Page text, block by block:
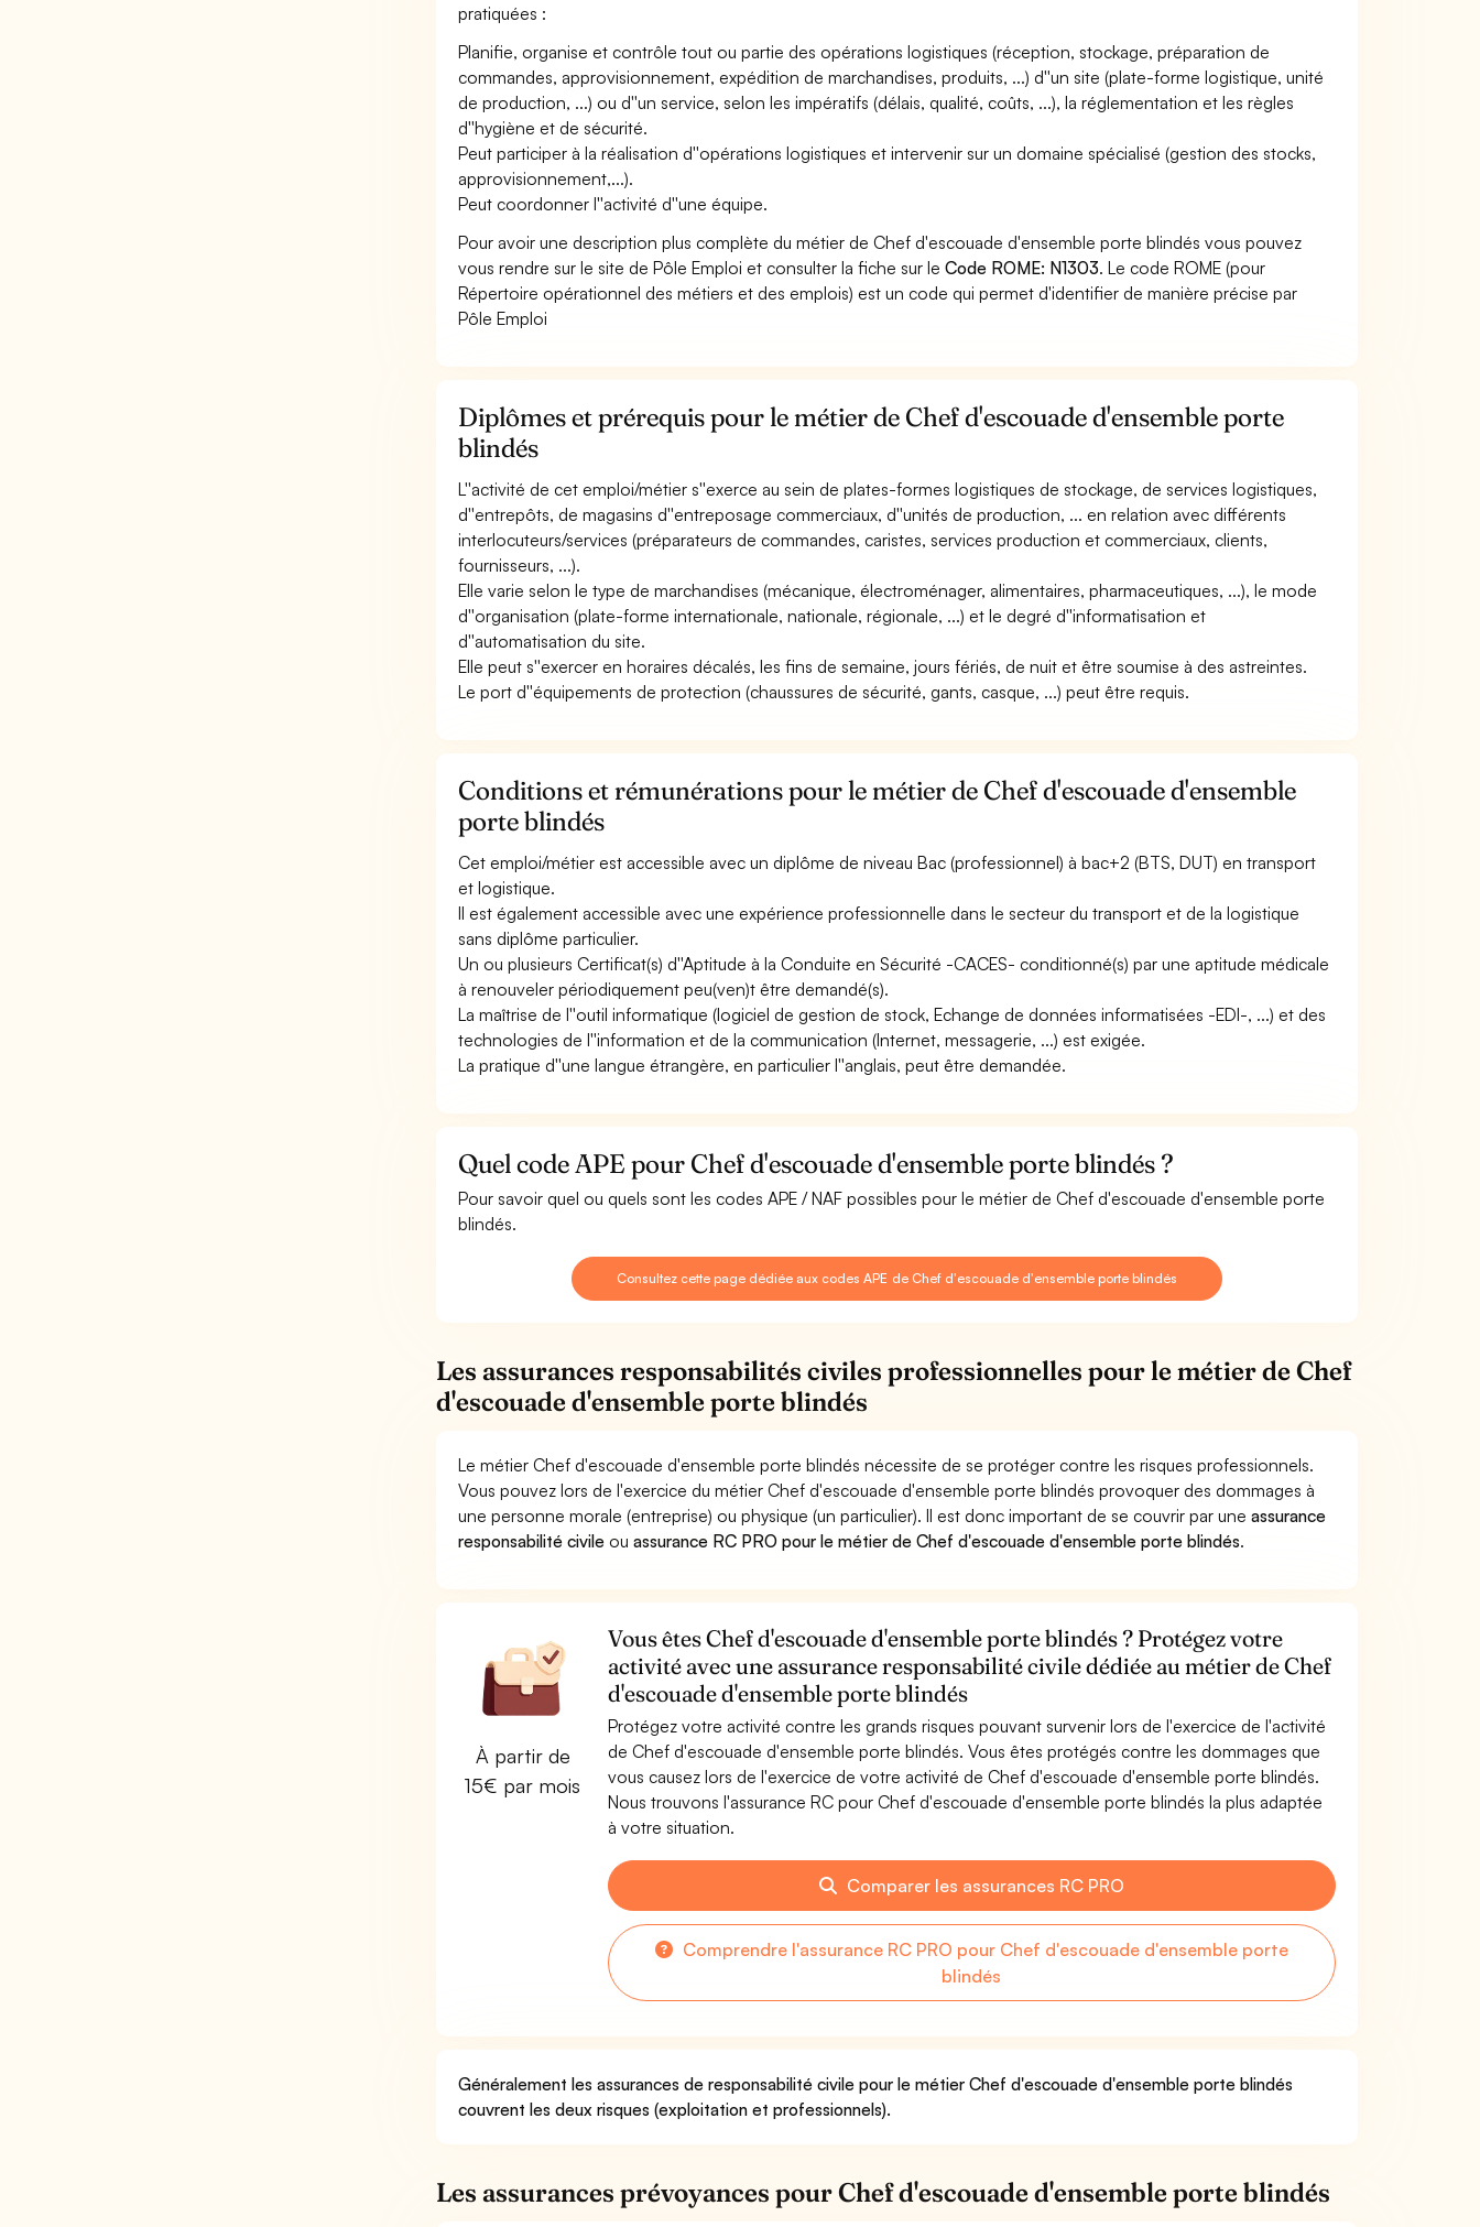
pratiquées :
Planifie, organise et contrôle tout ou partie des opérations logistiques (réception, stockage, préparation de
commandes, approvisionnement, expédition de marchandises, produits, ...) d''un site (plate-forme logistique, unité
de production, ...) ou d''un service, selon les impératifs (délais, qualité, coûts, ...), la réglementation et les règles
d''hygiène et de sécurité.
Peut participer à la réalisation d''opérations logistiques et intervenir sur un domaine spécialisé (gestion des stocks,
approvisionnement,...).
Peut coordonner l''activité d''une équipe.
Pour avoir une description plus complète du métier de Chef d'escouade d'ensemble porte blindés vous pouvez
vous rendre sur le site de Pôle Emploi et consulter la fiche sur leCode ROME: N1303. Le code ROME (pour
Répertoire opérationnel des métiers et des emplois) est un code qui permet d'identifier de manière précise par
Pôle Emploi
Diplômes et prérequis pour le métier de Chef d'escouade d'ensemble porte
blindés
L''activité de cet emploi/métier s''exerce au sein de plates-formes logistiques de stockage, de services logistiques,
d''entrepôts, de magasins d''entreposage commerciaux, d''unités de production, ... en relation avec différents
interlocuteurs/services (préparateurs de commandes, caristes, services production et commerciaux, clients,
fournisseurs, ...).
Elle varie selon le type de marchandises (mécanique, électroménager, alimentaires, pharmaceutiques, ...), le mode
d''organisation (plate-forme internationale, nationale, régionale, ...) et le degré d''informatisation et
d''automatisation du site.
Elle peut s''exercer en horaires décalés, les fins de semaine, jours fériés, de nuit et être soumise à des astreintes.
Le port d''équipements de protection (chaussures de sécurité, gants, casque, ...) peut être requis.
Conditions et rémunérations pour le métier de Chef d'escouade d'ensemble
porte blindés
Cet emploi/métier est accessible avec un diplôme de niveau Bac (professionnel) à bac+2 (BTS, DUT) en transport
et logistique.
Il est également accessible avec une expérience professionnelle dans le secteur du transport et de la logistique
sans diplôme particulier.
Un ou plusieurs Certificat(s) d''Aptitude à la Conduite en Sécurité -CACES- conditionné(s) par une aptitude médicale
à renouveler périodiquement peu(ven)t être demandé(s).
La maîtrise de l''outil informatique (logiciel de gestion de stock, Echange de données informatisées -EDI-, ...) et des
technologies de l''information et de la communication (Internet, messagerie, ...) est exigée.
La pratique d''une langue étrangère, en particulier l''anglais, peut être demandée.
Quel code APE pour Chef d'escouade d'ensemble porte blindés ?
Pour savoir quel ou quels sont les codes APE / NAF possibles pour le métier de Chef d'escouade d'ensemble porte
blindés.
Consultez cette page dédiée aux codes APE de Chef d'escouade d'ensemble porte blindés
Les assurances responsabilités civiles professionnelles pour le métier de Chef
d'escouade d'ensemble porte blindés
Le métier Chef d'escouade d'ensemble porte blindés nécessite de se protéger contre les risques professionnels.
Vous pouvez lors de l'exercice du métier Chef d'escouade d'ensemble porte blindés provoquer des dommages à
une personne morale (entreprise) ou physique (un particulier). Il est donc important de se couvrir par uneassurance
responsabilité civile ouassurance RC PRO pour le métier de Chef d'escouade d'ensemble porte blindés.
À partir de
15€ par mois
Vous êtes Chef d'escouade d'ensemble porte blindés ? Protégez votre
activité avec une assurance responsabilité civile dédiée au métier de Chef
d'escouade d'ensemble porte blindés
Protégez votre activité contre les grands risques pouvant survenir lors de l'exercice de l'activité
de Chef d'escouade d'ensemble porte blindés. Vous êtes protégés contre les dommages que
vous causez lors de l'exercice de votre activité de Chef d'escouade d'ensemble porte blindés.
Nous trouvons l'assurance RC pour Chef d'escouade d'ensemble porte blindés la plus adaptée
à votre situation.
Comparer les assurances RC PRO
Comprendre l'assurance RC PRO pour Chef d'escouade d'ensemble porte
blindés
Généralement les assurances de responsabilité civile pour le métier Chef d'escouade d'ensemble porte blindés
couvrent les deux risques (exploitation et professionnels).
Les assurances prévoyances pour Chef d'escouade d'ensemble porte blindés